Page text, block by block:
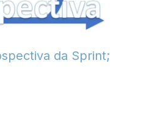
da Sprint;